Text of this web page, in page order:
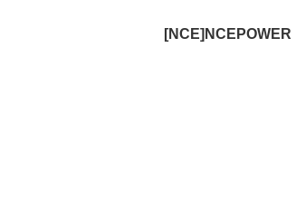
[NCE]NCEPOWER